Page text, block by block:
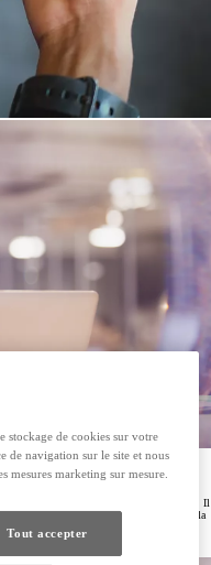
grâce à l’outil Toyota Connectivity Match. Il
fonctions à distance sont disponibles – de la
en passant par le lancement de la
MyToyota.
stockage de cookies sur votre
de navigation sur le site et nous
mesures marketing sur mesure.
Tout accepter